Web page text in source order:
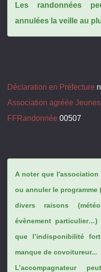
Les randonnées
annulées la veille au
Déclaration en Préfecture
Association agréée
FFRandonnée 00507
A noter que
ou annuler le programme
divers raisons
évènement
que l’indisponibilité
manque de covoitureur...
L’accompagnateur